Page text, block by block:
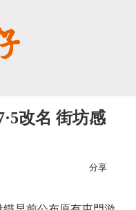
改名 街坊感
分享